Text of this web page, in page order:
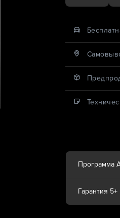
Программа
Гарантия 5+